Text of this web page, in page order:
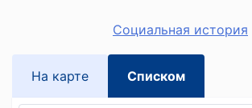
Социальная история
На карте Списком